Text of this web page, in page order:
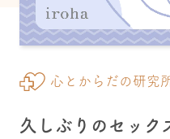
心とからだの研究
久しぶりのセック